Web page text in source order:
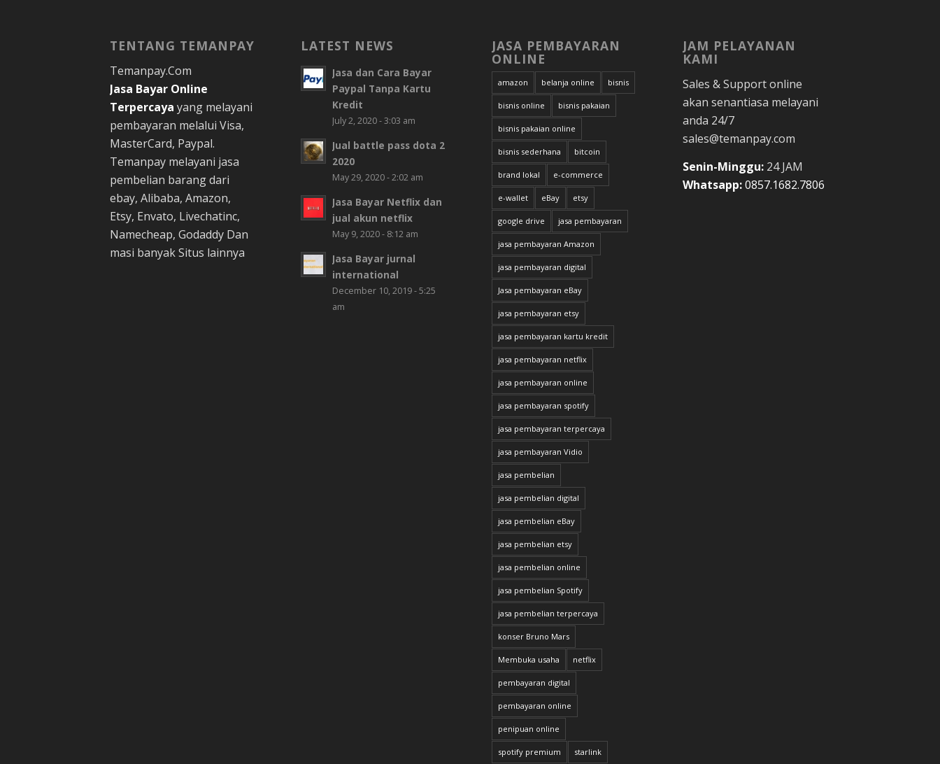
TENTANG TEMANPAY
Temanpay.Com
Jasa Bayar Online
Terpercaya yang melayani
pembayaran melalui Visa,
MasterCard, Paypal.
Temanpay melayani jasa
pembelian barang dari
ebay, Alibaba, Amazon,
Etsy, Envato, Livechatinc,
Namecheap, Godaddy Dan
masi banyak Situs lainnya
LATEST NEWS
Jasa dan Cara Bayar
Paypal Tanpa Kartu
Kredit
July 2, 2020 - 3:03 am
Jual battle pass dota 2
2020
May 29, 2020 - 2:02 am
Jasa Bayar Netflix dan
jual akun netflix
May 9, 2020 - 8:12 am
Jasa Bayar jurnal
international
December 10, 2019 - 5:25
am
JASA PEMBAYARAN
ONLINE
amazon belanja online bisnis
bisnis online bisnis pakaian
bisnis pakaian online
bisnis sederhana bitcoin
brand lokal e-commerce
e-wallet eBay etsy
google drive jasa pembayaran
jasa pembayaran Amazon
jasa pembayaran digital
Jasa pembayaran eBay
jasa pembayaran etsy
jasa pembayaran kartu kredit
jasa pembayaran netflix
jasa pembayaran online
jasa pembayaran spotify
jasa pembayaran terpercaya
jasa pembayaran Vidio
jasa pembelian
jasa pembelian digital
jasa pembelian eBay
jasa pembelian etsy
jasa pembelian online
jasa pembelian Spotify
jasa pembelian terpercaya
konser Bruno Mars
Membuka usaha netflix
pembayaran digital
pembayaran online
penipuan online
spotify premium starlink
JAM PELAYANAN
KAMI
Sales & Support online
akan senantiasa melayani
anda 24/7
sales@temanpay.com
Senin-Minggu: 24 JAM
Whatsapp:0857.1682.7806